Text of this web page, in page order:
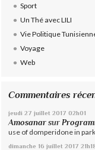
Sport
Un Thé avec LILI
Vie Politique
Voyage
Web
Commentaires
jeudi 27 juillet 2017 02h01
Amosanar sur
use of domperidone in
dimanche 16 juillet 2017